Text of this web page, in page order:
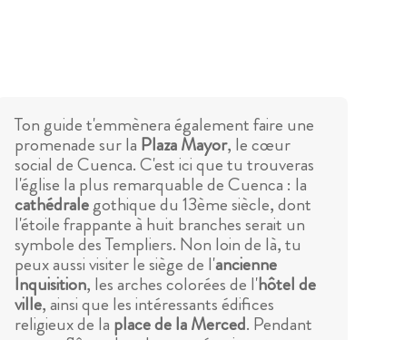
Ton guide t'emmènera également faire une
promenade sur la Plaza Mayor, le cœur
social de Cuenca. C'est ici que tu trouveras
l'église la plus remarquable de Cuenca : la
cathédralegothique du 13ème siècle, dont
l'étoile frappante à huit branches serait un
symbole des Templiers. Non loin de là, tu
peux aussi visiter le siège de l'ancienne
Inquisition, les arches colorées de l'hôtel de
ville, ainsi que les intéressants édifices
religieux de la place de la Merced. Pendant